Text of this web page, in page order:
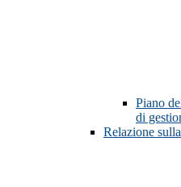
Piano
di
Relazione